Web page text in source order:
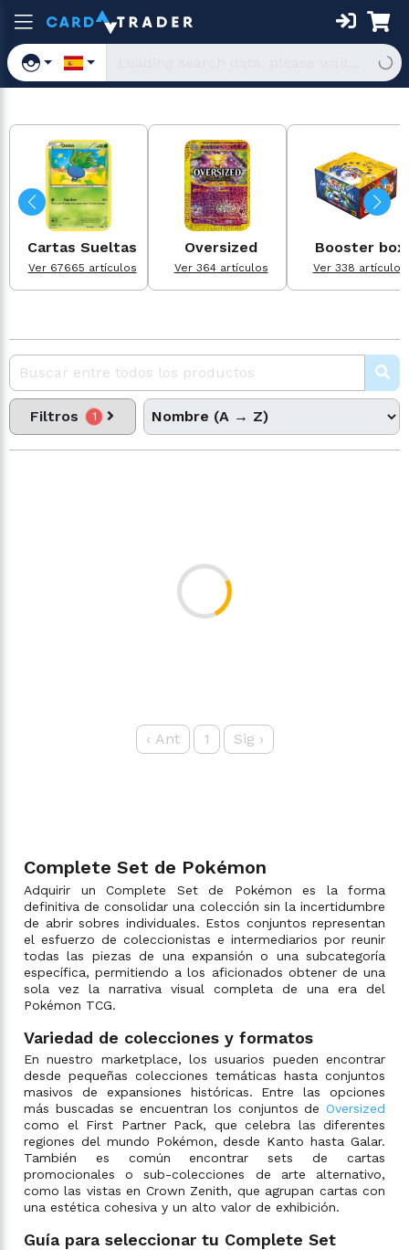
Cartas Sueltas
Ver 67665 artículos
Oversized
Ver 364 artículos
Booster box
Ver 338 artículos
Filtros 1
‹ Ant 1 Sig ›
Complete Set de Pokémon
Adquirir un Complete Set de Pokémon es la forma
definitiva de consolidar una colección sin la incertidumbre
de abrir sobres individuales. Estos conjuntos representan
el esfuerzo de coleccionistas e intermediarios por reunir
todas las piezas de una expansión o una subcategoría
específica, permitiendo a los aficionados obtener de una
sola vez la narrativa visual completa de una era del
Pokémon TCG.
Variedad de colecciones y formatos
En nuestro marketplace, los usuarios pueden encontrar
desde pequeñas colecciones temáticas hasta conjuntos
masivos de expansiones históricas. Entre las opciones
más buscadas se encuentran los conjuntos de Oversized
como el First Partner Pack, que celebra las diferentes
regiones del mundo Pokémon, desde Kanto hasta Galar.
También es común encontrar sets de cartas
promocionales o sub-colecciones de arte alternativo,
como las vistas en Crown Zenith, que agrupan cartas con
una estética cohesiva y un alto valor de exhibición.
Guía para seleccionar tu Complete Set